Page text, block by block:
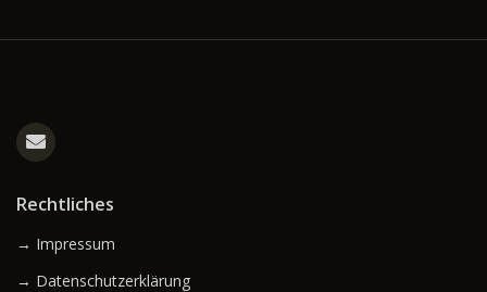
Rechtliches
→ Impressum
→ Datenschutzerklärung